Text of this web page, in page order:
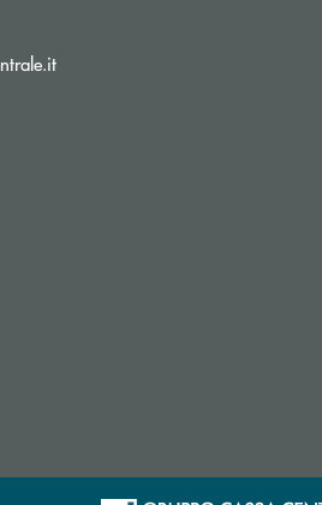
apre l’app di posta elettronica)
(si apre l’app di posta elettronica)